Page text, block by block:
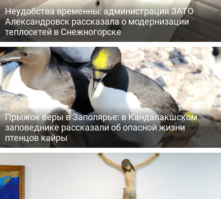
Неудобства временны: администрация ЗАТО
Александровск рассказала о модернизации
теплосетей в Снежногорске
Прыжок веры в Заполярье: в Кандалакшском
заповеднике рассказали об опасной жизни
птенцов кайры